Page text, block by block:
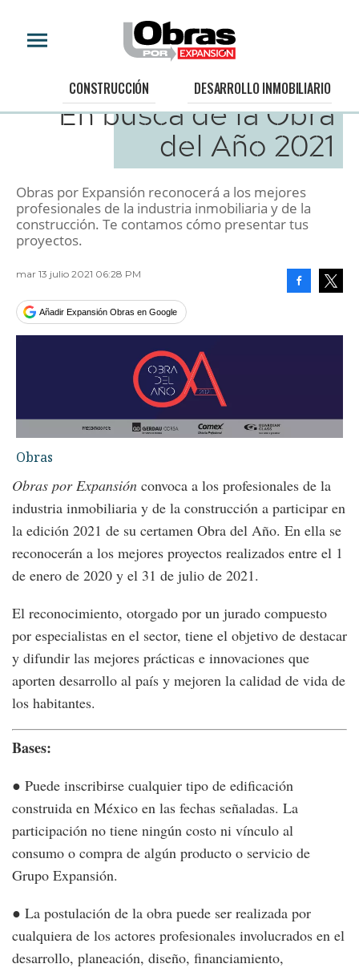
CONSTRUCCIÓN DESARROLLO INMOBILIARIO
CONSTRUCCIÓN
En busca de la Obra
del Año 2021
Obras por Expansión reconocerá a los mejores
profesionales de la industria inmobiliaria y de la
construcción. Te contamos cómo presentar tus
proyectos.
mar 13 julio 2021 06:28 PM
Añadir Expansión Obras en Google
Obras
Obras por Expansión convoca a los profesionales de la
industria inmobiliaria y de la construcción a participar en
la edición 2021 de su certamen Obra del Año. En ella se
reconocerán a los mejores proyectos realizados entre el 1
de enero de 2020 y el 31 de julio de 2021.
El reconocimiento, otorgado por un jurado compuesto
por especialistas en el sector, tiene el objetivo de destacar
y difundir las mejores prácticas e innovaciones que
aporten desarrollo al país y mejoren la calidad de vida de
los habitantes.
Bases:
● Puede inscribirse cualquier tipo de edificación
construida en México en las fechas señaladas. La
participación no tiene ningún costo ni vínculo al
consumo o compra de algún producto o servicio de
Grupo Expansión.
● La postulación de la obra puede ser realizada por
cualquiera de los actores profesionales involucrados en el
desarrollo, planeación, diseño, financiamiento,